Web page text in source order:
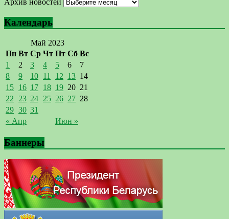
Архив новостей
Календарь
Май 2023
Пн Вт Ср Чт Пт Сб Вс
« Апр Июн »
1 2 3 4 5 6
7
8
9 10 11 12 13 14
15 16 17 18 19 20 21
22 23 24 25 26 27 28
29 30 31
Баннеры